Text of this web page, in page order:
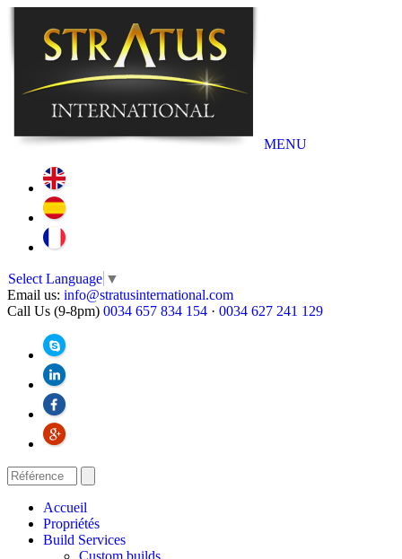
MENU
Select Language ▼
Email us: info@stratusinternational.com
Call Us (9-8pm) 0034 657 834 154 · 0034 627 241 129
Accueil
Propriétés
Build Services